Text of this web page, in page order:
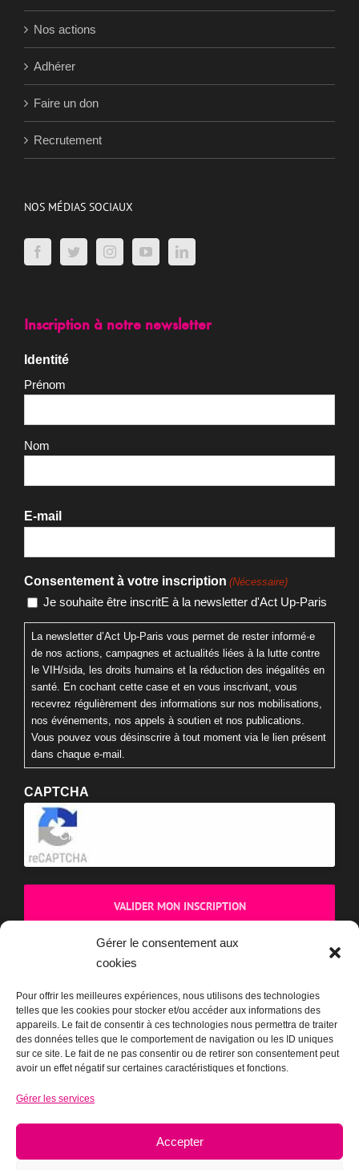
Gérer le consentement aux
cookies
Pour offrir les meilleures expériences, nous utilisons des technologies
telles que les cookies pour stocker et/ou accéder aux informations des
appareils. Le fait de consentir à ces technologies nous permettra de traiter
des données telles que le comportement de navigation ou les ID uniques
sur ce site. Le fait de ne pas consentir ou de retirer son consentement peut
avoir un effet négatif sur certaines caractéristiques et fonctions.
Gérer les services
Accepter
Nos actions
Adhérer
Faire un don
Recrutement
NOS MÉDIAS SOCIAUX
Inscription à notre newsletter
Identité
Prénom
Nom
E-mail
Consentement à votre inscription (Nécessaire)
Je souhaite être inscritE à la newsletter d'Act Up-Paris
La newsletter d’Act Up-Paris vous permet de rester informé·e
de nos actions, campagnes et actualités liées à la lutte contre
le VIH/sida, les droits humains et la réduction des inégalités en
santé. En cochant cette case et en vous inscrivant, vous
recevrez régulièrement des informations sur nos mobilisations,
nos événements, nos appels à soutien et nos publications.
Vous pouvez vous désinscrire à tout moment via le lien présent
dans chaque e-mail.
CAPTCHA
Cliquez pour accepter la validation reCaptcha.
BOUTIQUE